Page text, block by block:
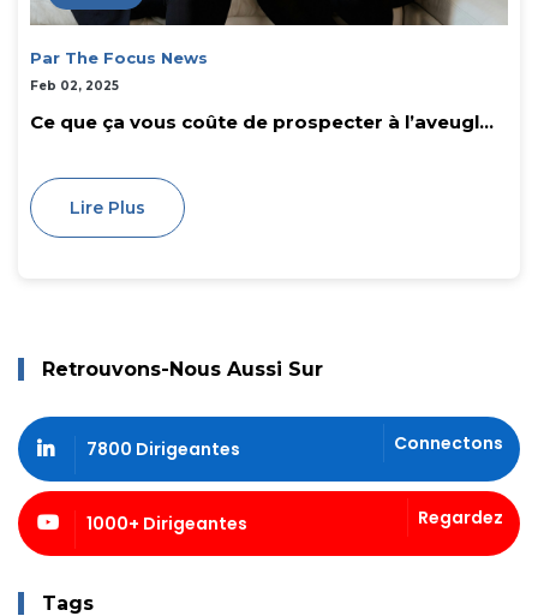
Par The Focus News
Feb 02, 2025
Ce que ça vous coûte de prospecter à l’aveugl...
Lire Plus
Retrouvons-Nous Aussi Sur
7800 Dirigeantes Connectons
1000+ Dirigeantes Regardez
Tags